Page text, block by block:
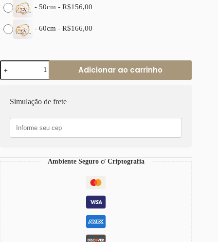
- 50cm - R$156,00
- 60cm - R$166,00
Colar
Vários
Búzios
Branca
Ouro
Oval-
Adicionar ao carrinho
Simulação de frete
Ambiente Seguro c/ Criptografia